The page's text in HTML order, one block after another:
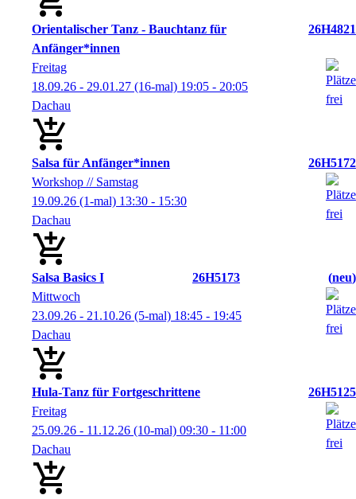
Orientalischer Tanz - Bauchtanz für
Anfänger*innen
26H4821
Freitag
18.09.26 - 29.01.27 (16-mal) 19:05 - 20:05
Dachau
Salsa für Anfänger*innen
26H5172
Workshop // Samstag
19.09.26 (1-mal) 13:30 - 15:30
Dachau
Salsa Basics I 26H5173
neu
Mittwoch
23.09.26 - 21.10.26 (5-mal) 18:45 - 19:45
Dachau
Hula-Tanz für Fortgeschrittene
26H5125
Freitag
25.09.26 - 11.12.26 (10-mal) 09:30 - 11:00
Dachau